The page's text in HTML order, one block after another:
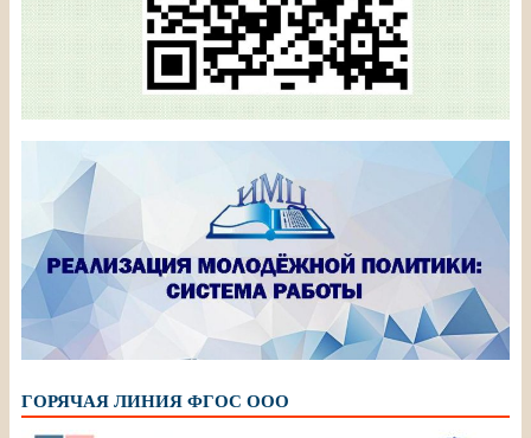
ГОРЯЧАЯ ЛИНИЯ ФГОС ООО